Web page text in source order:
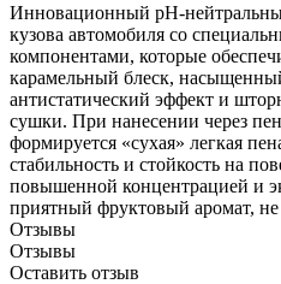
Инновационный pH-
кузова автомобиля со
компонентами, которые
карамельный блеск,
антистатический эффект и
сушки. При нанесении через
формируется «сухая» легкая
стабильность и стойкость на
повышенной концентрацией и
приятный фруктовый аромат,
Отзывы
Отзывы
Оставить отзыв